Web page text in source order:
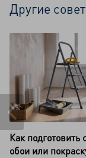
Другие
Как подготовить
обои или